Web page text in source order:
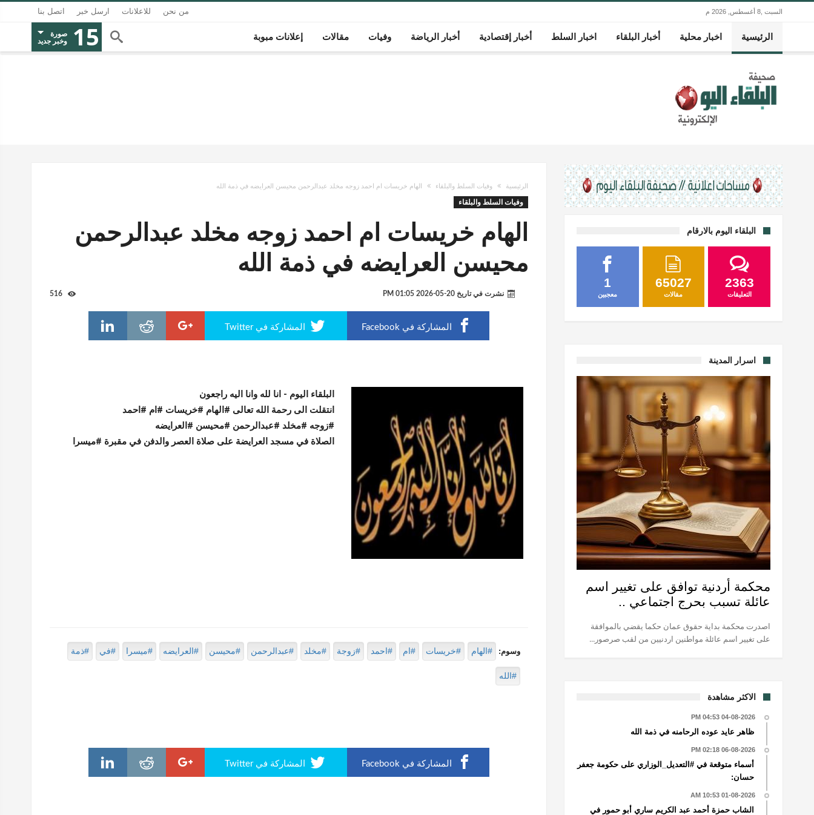
السبت ,8 أغسطس, 2026 م من نحن للاعلانات ارسل خبر اتصل بنا
الرئيسية اخبار محلية أخبار البلقاء اخبار السلط أخبار إقتصادية أخبار الرياضة وفيات مقالات إعلانات مبوبة 15 صورة
وخبر جديد
الرئيسية وفيات السلط والبلقاء الهام خريسات ام احمد زوجه مخلد عبدالرحمن محيسن العرايضه في ذمة الله
وفيات السلط والبلقاء
الهام خريسات ام احمد زوجه مخلد عبدالرحمن
محيسن العرايضه في ذمة الله
نشرت في تاريخ 20-05-2026 01:05 PM
المشاركة في Facebook المشاركة في Twitter
البلقاء اليوم - انا لله وانا اليه راجعون
انتقلت الى رحمة الله تعالى #الهام #خريسات #ام #احمد
#زوجه #مخلد #عبدالرحمن #محيسن #العرايضه
الصلاة في مسجد العرايضة على صلاة العصر والدفن في مقبرة #ميسرا
وسوم: #الهام #خريسات #ام #احمد #زوجة #مخلد #عبدالرحمن #محيسن #العرايضه #ميسرا #في #ذمة
#الله
المشاركة في Facebook المشاركة في Twitter
البلقاء اليوم بالارقام
1
معجبين
65027
مقالات
2363
التعليقات
اسرار المدينة
محكمة أردنية توافق على تغيير اسم
عائلة تسبب بحرج اجتماعي ..
اصدرت محكمة بداية حقوق عمان حكما يقضي بالموافقة
على تغيير اسم عائلة مواطنين اردنيين من لقب صرصور...
الاكثر مشاهدة
04-08-2026 04:53 PM
ظاهر عايد عوده الرحامنه في ذمة الله
06-08-2026 02:18 PM
أسماء متوقعة في #التعديل_الوزاري على حكومة جعفر
حسان:
01-08-2026 10:53 AM
الشاب حمزة أحمد عبد الكريم ساري أبو حمور في